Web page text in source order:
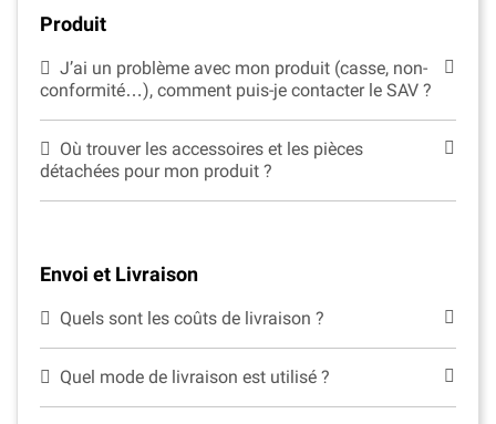
Produit
J’ai un problème avec mon produit (casse, non-
conformité…), comment puis-je contacter le SAV ?
Où trouver les accessoires et les pièces
détachées pour mon produit ?
Envoi et Livraison
Quels sont les coûts de livraison ?
Quel mode de livraison est utilisé ?